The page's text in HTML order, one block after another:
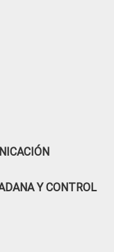
Y CONTROL